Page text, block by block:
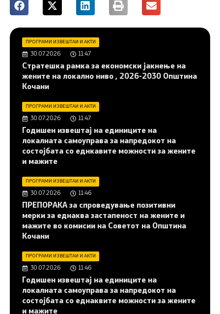
ПРОГРАМИ ИЗВЕШТАИ И АКТИ
30.07.2026 11:47
Стратешка рамка за економски јакнење на
жените на локално ниво , 2026-2030 Општина
Кочани
ПРОГРАМИ ИЗВЕШТАИ И АКТИ
30.07.2026 11:47
Годишен извештај на единиците на
локалната самоуправа за напредокот на
состојбата со еднкавите можности за жените
и мажите
ПРОГРАМИ ИЗВЕШТАИ И АКТИ
30.07.2026 11:46
ПРЕПОРАКА за спроведување позитивни
мерки за еднаква застапеност на жените и
мажите во комисии на Советот на Општина
Кочани
ПРОГРАМИ ИЗВЕШТАИ И АКТИ
30.07.2026 11:46
Годишен извештај на единиците на
локалната самоуправа за напредокот на
состојбата со еднаквите можности за жените
и мажите